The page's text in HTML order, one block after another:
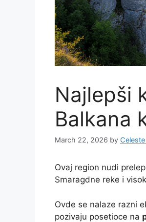
Najlepši
Balkana
March 22, 2026 by
Ovaj region nudi
Smaragdne reke i
Ovde se nalaze razni
pozivaju posetioce na